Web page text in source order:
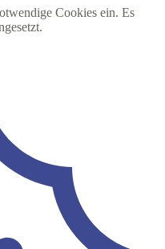
Cookies ein. Es